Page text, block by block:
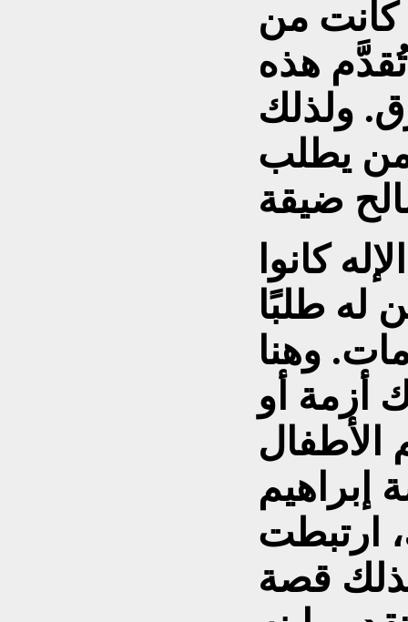
كانت من
هذه
ولذلك
من يطلب
كانوا
له طلبًا
وهنا
أزمة أو
الأطفال
إبراهيم
ارتبطت
قصة